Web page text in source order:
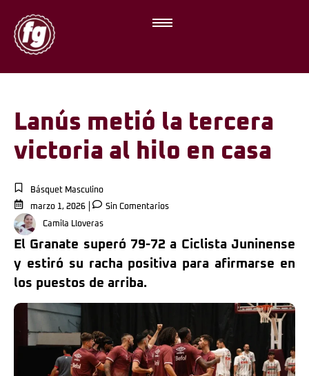
Lanús metió la tercera
victoria al hilo en casa
Básquet Masculino
marzo 1, 2026
Sin Comentarios
Camila Lloveras
El Granate superó 79-72 a Ciclista Juninense
y estiró su racha positiva para afirmarse en
los puestos de arriba.